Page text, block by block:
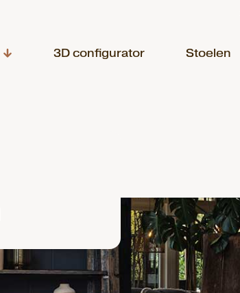
3D configurator Stoelen